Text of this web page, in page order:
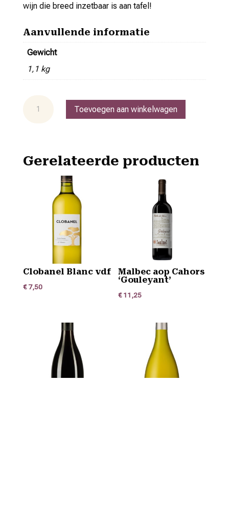
wijn die breed inzetbaar is aan tafel!
Aanvullende informatie
Gewicht
1,1 kg
'Brunel
Toevoegen aan winkelwagen
Gerelateerde producten
Clobanel Blanc vdf
€7,50
Malbec aop Cahors
‘Gouleyant’
€11,25